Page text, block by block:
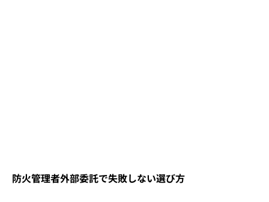
防火管理者外部委託で失敗しない選び方